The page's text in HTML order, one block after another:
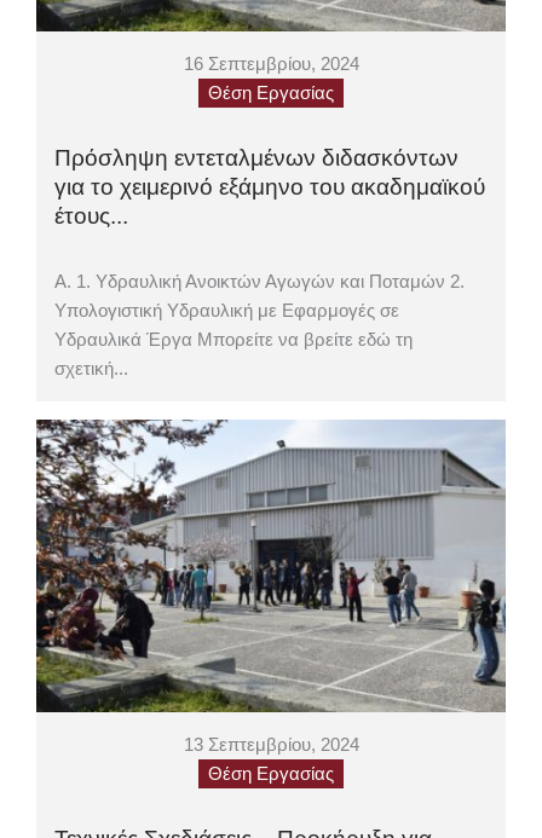
16 Σεπτεμβρίου, 2024
Θέση Εργασίας
Πρόσληψη εντεταλμένων διδασκόντων
για το χειμερινό εξάμηνο του ακαδημαϊκού
έτους...
Α. 1. Υδραυλική Ανοικτών Αγωγών και Ποταμών 2.
Υπολογιστική Υδραυλική με Εφαρμογές σε
Υδραυλικά Έργα Μπορείτε να βρείτε εδώ τη
σχετική...
13 Σεπτεμβρίου, 2024
Θέση Εργασίας